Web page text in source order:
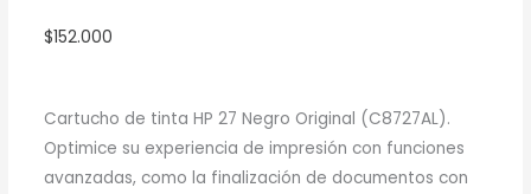
$152.000
Cartucho de tinta HP 27 Negro Original (C8727AL).
Optimice su experiencia de impresión con funciones
avanzadas, como la finalización de documentos con